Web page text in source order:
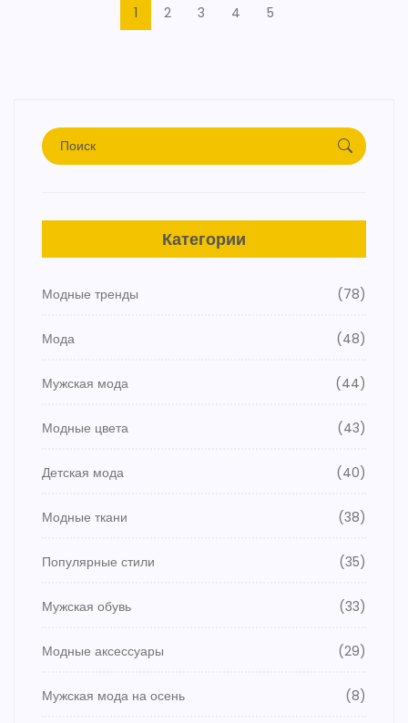
1 2 3 4 5
Категории
Модные тренды (78)
Мода (48)
Мужская мода (44)
Модные цвета (43)
Детская мода (40)
Модные ткани (38)
Популярные стили (35)
Мужская обувь (33)
Модные аксессуары (29)
Мужская мода на осень (8)